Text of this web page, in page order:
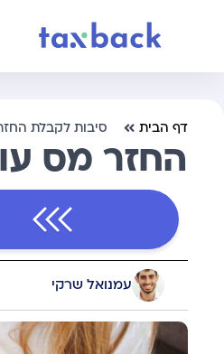
דף הבית סיבות לקבלת
החזר מס
עמנואל שרקי